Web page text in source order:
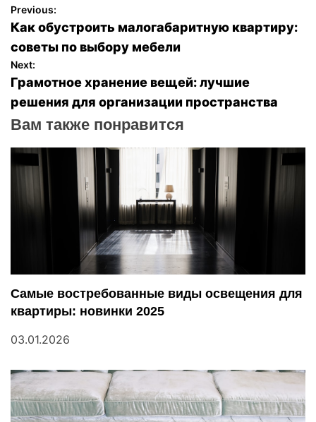
Н
а
в
и
а
ц
п
о
з
а
п
Previous:
Как обустроить малогабаритную квартиру:
советы по выбору мебели
Next:
Грамотное хранение вещей: лучшие
решения для организации пространства
Вам также понравится
Самые востребованные виды освещения для
квартиры: новинки 2025
03.01.2026